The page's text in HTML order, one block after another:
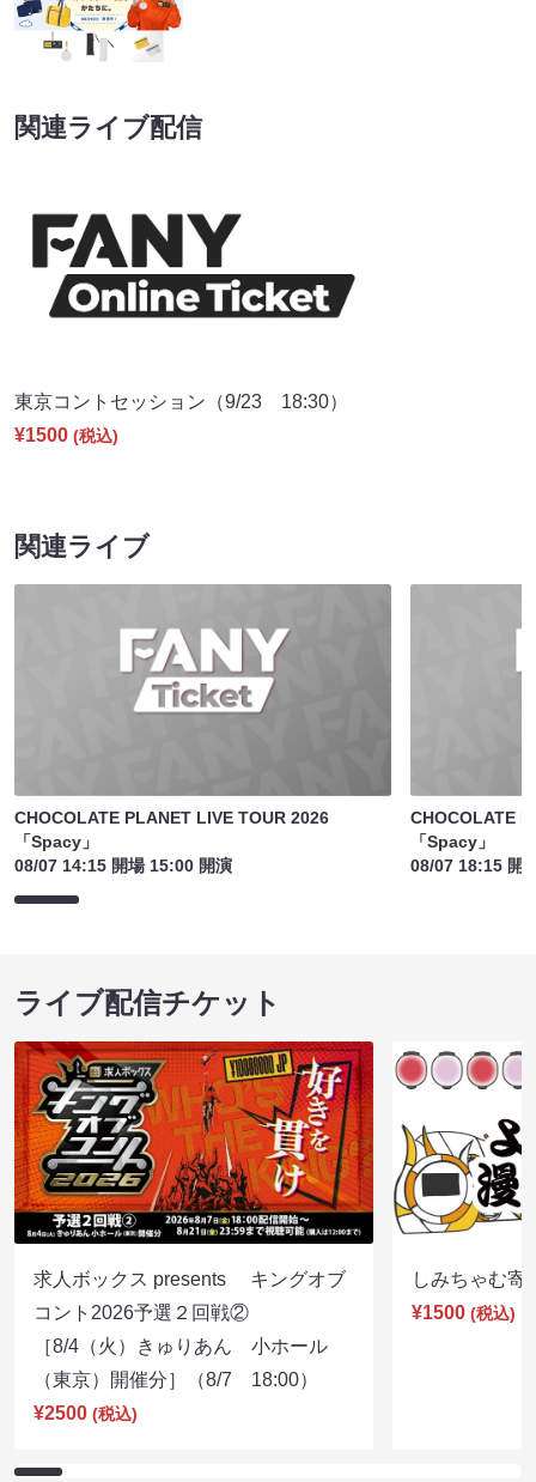
関連ライブ配信
東京コントセッション（9/23 18:30）
¥1500 (税込)
関連ライブ
CHOCOLATE PLANET LIVE TOUR 2026
「Spacy」
08/07 14:15 開場 15:00 開演
CHOCOLATE
「Spacy」
08/07 18:15 開
ライブ配信チケット
求人ボックス presents キングオブ
コント2026予選２回戦②
［8/4（火）きゅりあん 小ホール
（東京）開催分］（8/7 18:00）
¥2500 (税込)
しみちゃむ
¥1500 (税込)